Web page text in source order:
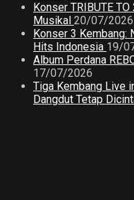
Konser TRIBUTE
Musikal 20/07/2026
Konser 3 Kembang:
Hits Indonesia 19/
Album Perdana
17/07/2026
Tiga Kembang Live
Dangdut Tetap